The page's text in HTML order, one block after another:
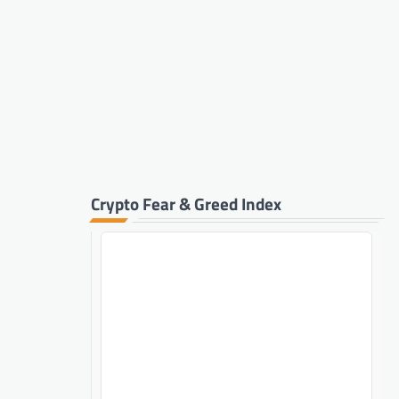
Crypto Fear & Greed Index